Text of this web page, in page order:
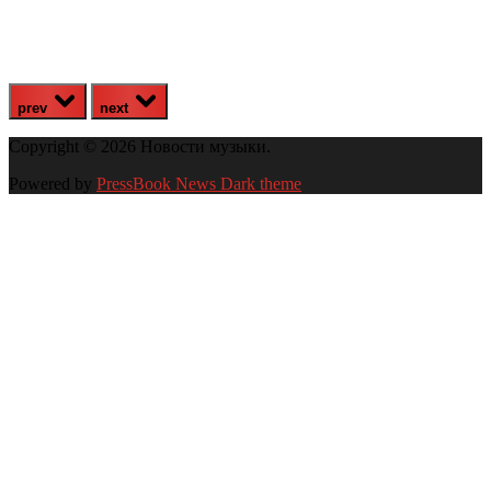
prev next
Copyright © 2026 Новости музыки.
Powered by PressBook News Dark theme